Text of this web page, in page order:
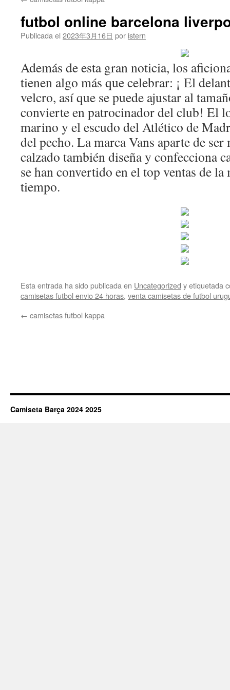
futbol online barcelona
Publicada el 2023年3月16日 por istern
Además de esta gran noticia, los
tienen algo más que celebrar: ¡ El
velcro, así que se puede ajustar al
convierte en patrocinador del club! El
marino y el escudo del Atlético de
del pecho. La marca Vans aparte de
calzado también diseña y confecciona
se han convertido en el top ventas de la
tiempo.
Esta entrada ha sido publicada en Uncategorized y etiquetada
camisetas futbol envio 24 horas, venta camisetas de futbol
← camisetas futbol kappa
Camiseta Barça 2024 2025